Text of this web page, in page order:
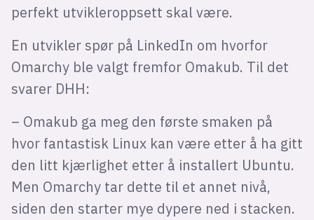
perfekt utvikleroppsett skal være.
En utvikler spør på LinkedIn om hvorfor
Omarchy ble valgt fremfor Omakub. Til det
svarer DHH:
– Omakub ga meg den første smaken på
hvor fantastisk Linux kan være etter å ha gitt
den litt kjærlighet etter å installert Ubuntu.
Men Omarchy tar dette til et annet nivå,
siden den starter mye dypere ned i stacken.